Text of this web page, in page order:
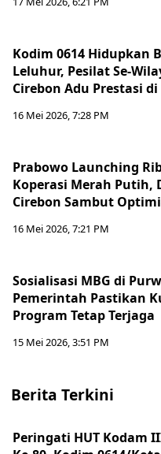
Kodim 0614 Hidupkan
Leluhur, Pesilat Se-
Cirebon Adu Prestasi
16 Mei 2026, 7:28 PM
Prabowo Launching
Koperasi Merah Putih,
Cirebon Sambut
16 Mei 2026, 7:21 PM
Sosialisasi MBG di
Pemerintah Pastikan
Program Tetap Terjaga
15 Mei 2026, 3:51 PM
Berita Terkini
Peringati HUT Kodam